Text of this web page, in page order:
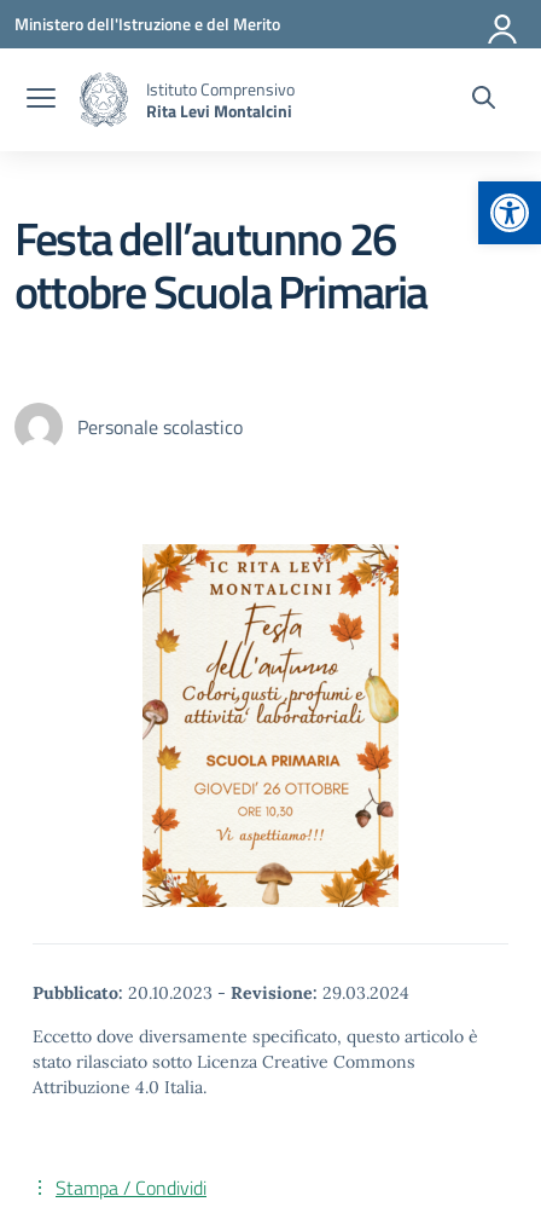
Vai ai contenuti
Vai al menu di navigazione
Vai al footer
Ministero dell'Istruzione e del Merito
Istituto Comprensivo
Rita Levi Montalcini
Festa dell’autunno 26
ottobre Scuola Primaria
Personale scolastico
Pubblicato: 20.10.2023 - Revisione: 29.03.2024
Eccetto dove diversamente specificato, questo articolo è
stato rilasciato sotto Licenza Creative Commons
Attribuzione 4.0 Italia.
Stampa / Condividi